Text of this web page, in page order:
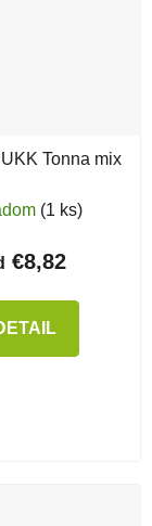
Tonna mix
(1 ks)
€8,82